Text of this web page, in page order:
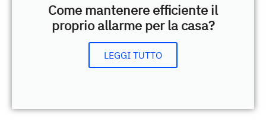
Come mantenere efficiente il
proprio allarme per la casa?
LEGGI TUTTO